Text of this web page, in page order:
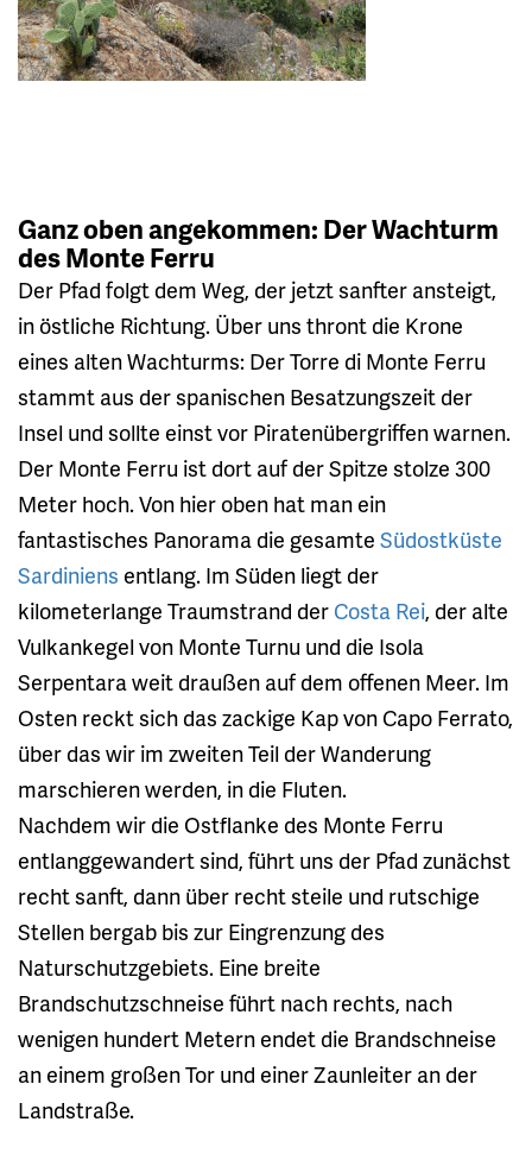
Ganz oben angekommen: Der Wachturm
des Monte Ferru
Der Pfad folgt dem Weg, der jetzt sanfter ansteigt,
in östliche Richtung. Über uns thront die Krone
eines alten Wachturms: Der Torre di Monte Ferru
stammt aus der spanischen Besatzungszeit der
Insel und sollte einst vor Piratenübergriffen warnen.
Der Monte Ferru ist dort auf der Spitze stolze 300
Meter hoch. Von hier oben hat man ein
fantastisches Panorama die gesamte Südostküste
Sardiniens entlang. Im Süden liegt der
kilometerlange Traumstrand der Costa Rei, der alte
Vulkankegel von Monte Turnu und die Isola
Serpentara weit draußen auf dem offenen Meer. Im
Osten reckt sich das zackige Kap von Capo Ferrato,
über das wir im zweiten Teil der Wanderung
marschieren werden, in die Fluten.
Nachdem wir die Ostflanke des Monte Ferru
entlanggewandert sind, führt uns der Pfad zunächst
recht sanft, dann über recht steile und rutschige
Stellen bergab bis zur Eingrenzung des
Naturschutzgebiets. Eine breite
Brandschutzschneise führt nach rechts, nach
wenigen hundert Metern endet die Brandschneise
an einem großen Tor und einer Zaunleiter an der
Landstraße.